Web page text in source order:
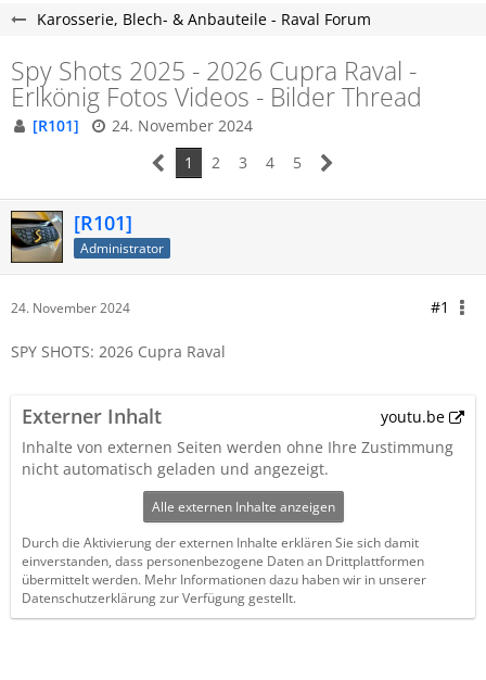
Karosserie, Blech- & Anbauteile - Raval Forum
Spy Shots 2025 - 2026 Cupra Raval -
Erlkönig Fotos Videos - Bilder Thread
[R101]
24. November 2024
1
2 3 4 5
[R101]
Administrator
24. November 2024 #1
SPY SHOTS: 2026 Cupra Raval
Externer Inhalt
youtu.be
Inhalte von externen Seiten werden ohne Ihre Zustimmung
nicht automatisch geladen und angezeigt.
Alle externen Inhalte anzeigen
Durch die Aktivierung der externen Inhalte erklären Sie sich damit
einverstanden, dass personenbezogene Daten an Drittplattformen
übermittelt werden. Mehr Informationen dazu haben wir in unserer
Datenschutzerklärung zur Verfügung gestellt.